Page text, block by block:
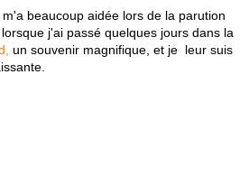
beaucoup aidée lors de la parution
j'ai passé quelques jours dans la
un souvenir magnifique, et je leur suis